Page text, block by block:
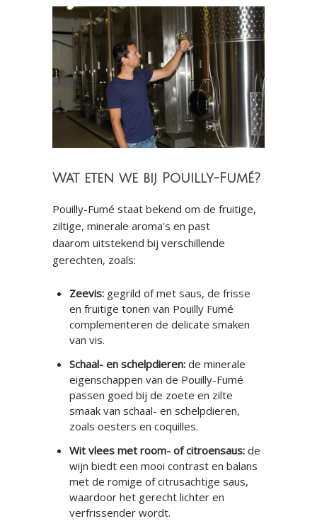
Wat eten we bij Pouilly-Fumé?
Pouilly-Fumé staat bekend om de fruitige,
ziltige, minerale aroma's en past
daarom uitstekend bij verschillende
gerechten, zoals:
Zeevis: gegrild of met saus, de frisse
en fruitige tonen van Pouilly Fumé
complementeren de delicate smaken
van vis.
Schaal- en schelpdieren: de minerale
eigenschappen van de Pouilly-Fumé
passen goed bij de zoete en zilte
smaak van schaal- en schelpdieren,
zoals oesters en coquilles.
Wit vlees met room- of citroensaus: de
wijn biedt een mooi contrast en balans
met de romige of citrusachtige saus,
waardoor het gerecht lichter en
verfrissender wordt.